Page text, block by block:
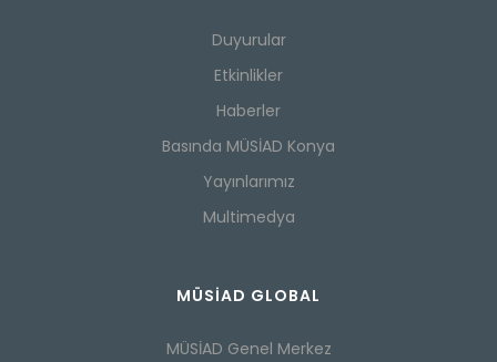
Duyurular
Etkinlikler
Haberler
Basında MÜSİAD Konya
Yayınlarımız
Multimedya
MÜSİAD GLOBAL
MÜSİAD Genel Merkez